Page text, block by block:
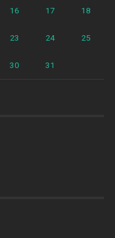
16 17 18
23 24 25
30 31